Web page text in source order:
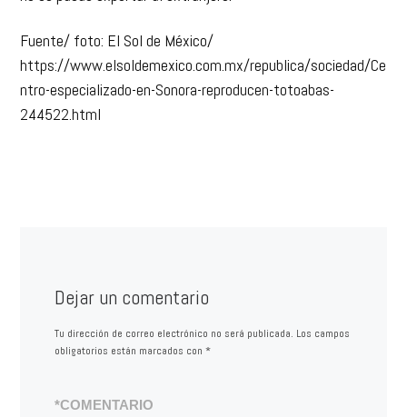
Fuente/ foto: El Sol de México/
https://www.elsoldemexico.com.mx/republica/sociedad/Ce
ntro-especializado-en-Sonora-reproducen-totoabas-
244522.html
Dejar un comentario
Tu dirección de correo electrónico no será publicada. Los campos
obligatorios están marcados con *
COMENTARIO
*